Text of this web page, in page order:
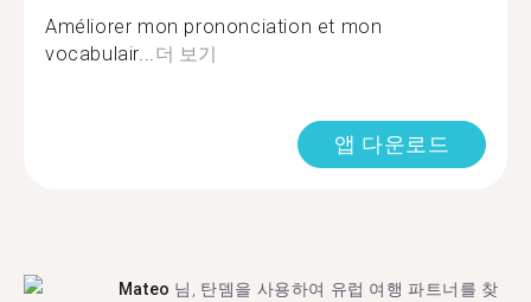
Améliorer mon prononciation et mon
vocabulair...더 보기
앱 다운로드
Mateo 님, 탄뎀을 사용하여 유럽 여행 파트너를 찾